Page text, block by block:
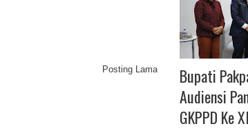
Posting Lama
Bupati
Audiensi
GKPPD Ke XI